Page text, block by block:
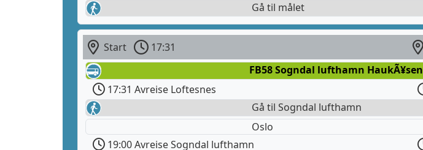
Gå til målet
Start 17:31
FB58 Sogndal lufthamn HaukÃ¥sen
17:31 Avreise Loftesnes
Gå til Sogndal lufthamn
Oslo
19:00 Avreise Sogndal lufthamn